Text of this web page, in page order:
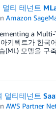
티 테넌트
Amazon
a
키텍트가 한
(ML) 모델을 구
티테넌트
AWS Partner